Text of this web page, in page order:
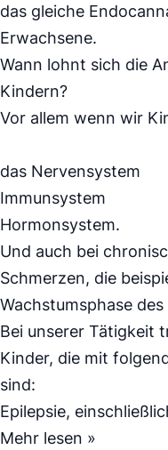
das gleiche
Erwachsene.
Wann lohnt sich die
Kindern?
Vor allem wenn wir
das Nervensystem
Immunsystem
Hormonsystem.
Und auch bei
Schmerzen, die
Wachstumsphase
Bei unserer Tätigkeit
Kinder, die mit
sind:
Epilepsie,
Mehr lesen »